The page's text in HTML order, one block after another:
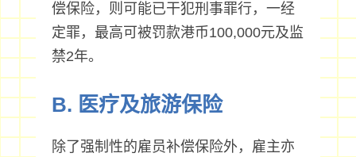
偿保险，则可能已干犯刑事罪行，一经
定罪，最高可被罚款港币100,000元及监
禁2年。
B. 医疗及旅游保险
除了强制性的雇员补偿保险外，雇主亦